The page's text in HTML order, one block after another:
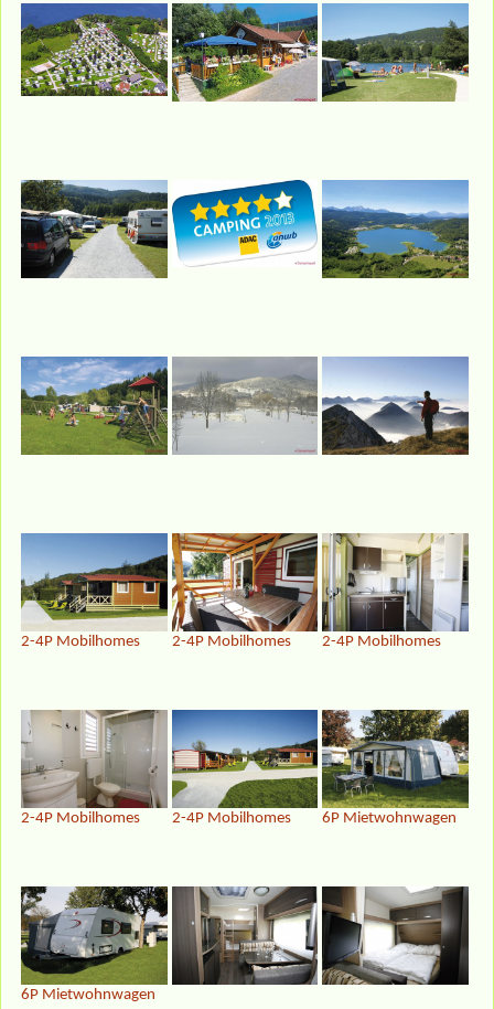
2-4P Mobilhomes 2-4P Mobilhomes 2-4P Mobilhomes
2-4P Mobilhomes 2-4P Mobilhomes 6P Mietwohnwagen
6P Mietwohnwagen